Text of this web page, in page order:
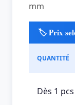
mm
🏷️ Prix
QUANTITÉ
Dès 1 pcs